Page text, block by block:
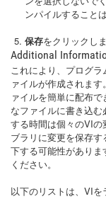
ンパイルすること
保存をクリックしま
Additional
これにより、プログ
ァイルが作成されま
ァイルを簡単に配布
なファイルに書き込
する時間は個々のVIの
ブラリに変更を保存
下する可能性があり
ください。
以下のリストは、VIを